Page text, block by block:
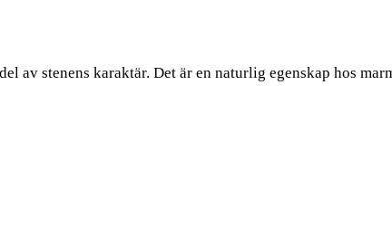
av stenens karaktär. Det är en naturlig egenskap hos